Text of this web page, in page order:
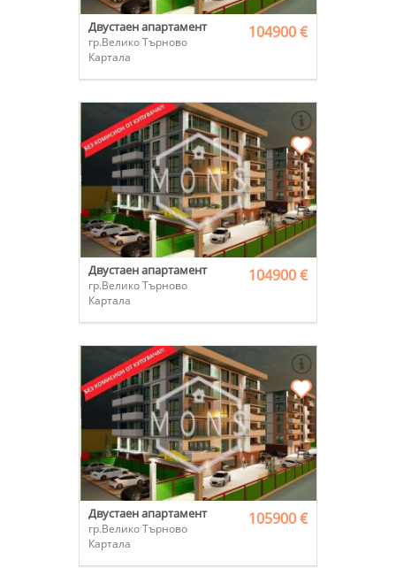
Двустаен апартамент
гр.Велико Търново
Картала
104900 €
Двустаен апартамент
гр.Велико Търново
Картала
104900 €
Двустаен апартамент
гр.Велико Търново
Картала
105900 €